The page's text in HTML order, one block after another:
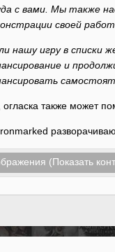
с вами. Мы также
своей
нашу игру в списки
и
огласка также может
(Показать